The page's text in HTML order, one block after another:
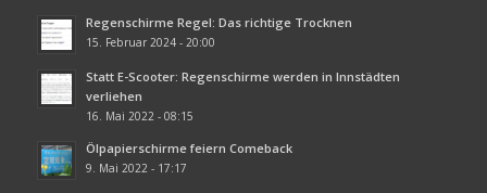
Regenschirme Regel: Das richtige Trocknen
15. Februar 2024 - 20:00
Statt E-Scooter: Regenschirme werden in Innstädten
verliehen
16. Mai 2022 - 08:15
Ölpapierschirme feiern Comeback
9. Mai 2022 - 17:17